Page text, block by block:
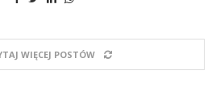
WIĘCEJ POSTÓW